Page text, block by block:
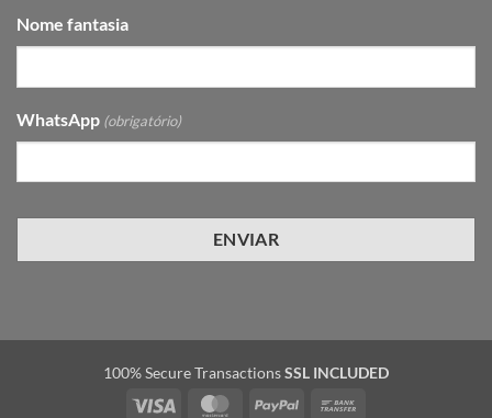
Nome fantasia
WhatsApp (obrigatório)
100% Secure TransactionsSSL INCLUDED
Visa
MasterCardPayPal